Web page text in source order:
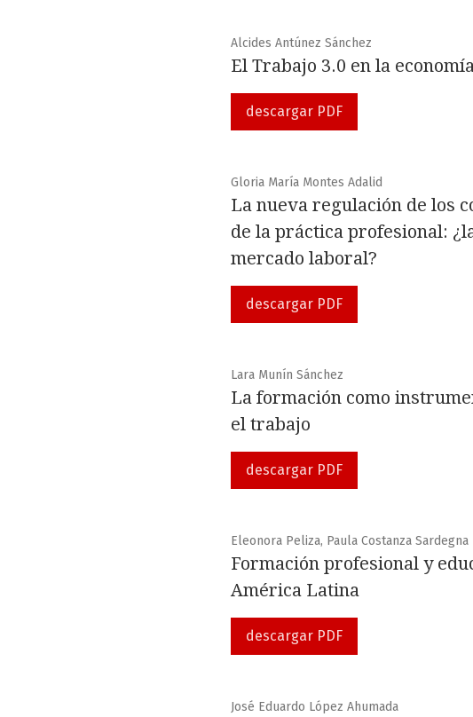
Alcides Antúnez Sánchez
El Trabajo 3.0 en la
descargar PDF
Gloria María Montes Adalid
La nueva regulación de los
de la práctica profesional:
mercado laboral?
descargar PDF
Lara Munín Sánchez
La formación como
el trabajo
descargar PDF
Eleonora Peliza, Paula Costanza Sardegna
Formación profesional y
América Latina
descargar PDF
José Eduardo López Ahumada